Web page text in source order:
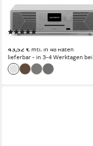
MEISTERSTÜCK (Gen.2)
Kompaktanlage
(9)
43,52 € mtl. in 48 Raten
lieferbar - in 3-4 Werktagen